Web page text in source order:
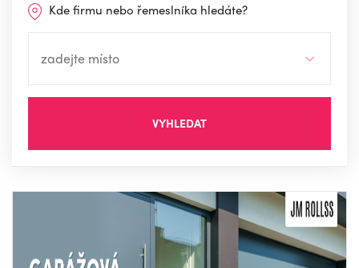
Kde firmu nebo řemeslníka hledáte?
VYHLEDAT